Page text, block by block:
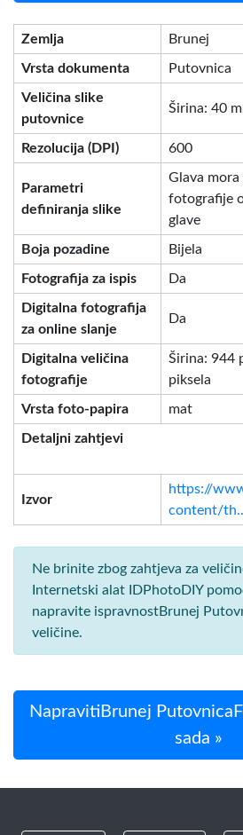
Zemlja Brunej
Vrsta dokumenta Putovnica
Veličina slike
putovnice
Širina: 40
Rezolucija (DPI) 600
Parametri
definiranja slike
Glava
fotografije
glave
Boja pozadine Bijela
Fotografija za ispis Da
Digitalna fotografija
za online slanje
Da
Digitalna veličina
fotografije
Širina: 944
piksela
Vrsta foto-papira mat
Detaljni zahtjevi
Izvor
https://
content/
Ne brinite zbog zahtjeva za
Internetski alat IDPhotoDIY
napravite ispravnostBrunej
veličine.
NapravitiBrunej
sada »